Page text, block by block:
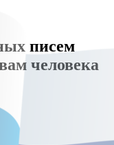
писем
человека